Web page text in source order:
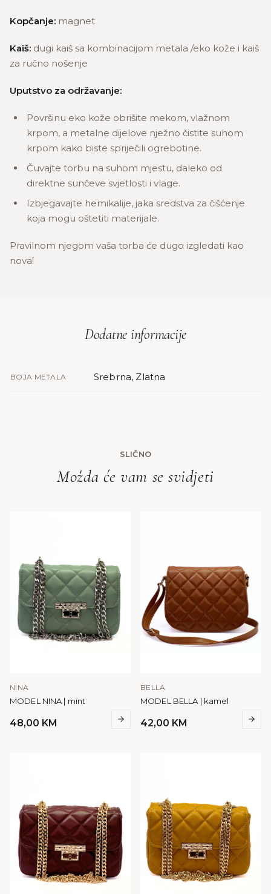
Kopčanje: magnet
Kaiš: dugi kaiš sa kombinacijom metala /eko kože i kaiš
za ručno nošenje
Uputstvo za održavanje:
Površinu eko kože obrišite mekom, vlažnom
krpom, a metalne dijelove nježno čistite suhom
krpom kako biste spriječili ogrebotine.
Čuvajte torbu na suhom mjestu, daleko od
direktne sunčeve svjetlosti i vlage.
Izbjegavajte hemikalije, jaka sredstva za čišćenje
koja mogu oštetiti materijale.
Pravilnom njegom vaša torba će dugo izgledati kao
nova!
Dodatne informacije
BOJA METALA Srebrna, Zlatna
SLIČNO
Možda će vam se svidjeti
NINA
MODEL NINA | mint
48,00 KM
BELLA
MODEL BELLA | kamel
42,00 KM